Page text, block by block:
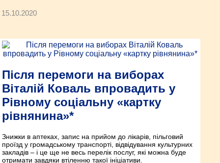
15.10.2020
Після перемоги на виборах
Віталій Коваль впровадить у
Рівному соціальну «картку
рівнянина»*
Знижки в аптеках, запис на прийом до лікарів, пільговий
проїзд у громадському транспорті, відвідування культурних
закладів – і це ще не весь перелік послуг, які можна буде
отримати завдяки втіленню такої ініціативи.